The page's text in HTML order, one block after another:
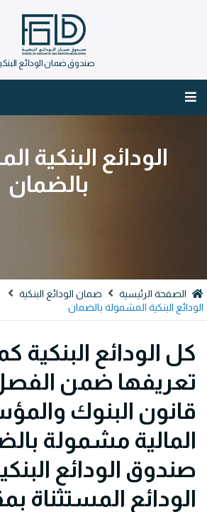
صندوق ضمان الودائع البنكية
الودائع البنكية
بالضمان
الصفحة الرئيسية
ضمان الودائع البنكية
البنكية المشمولة بالضمان
كل الودائع البنكية
قانون البنوك
المالية مشمولة
صندوق الودائع
الودائع المستثناة